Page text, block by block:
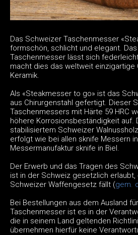
Das Schweizer Taschenmesser
formschön, schlicht und elegant.
Taschenmesser lässt sich
macht dies das weltweit einzigartige
Keramik.
Als «Steakmesser to go» ist das
aus Chirurgenstahl gefertigt. Dieser
Taschenmessers mit Härte 59 HRC
höhere Korrosionsbeständigkeit auf.
stabilisiertem Schweizer
erfolgt wie bei allen sknife Messern
Messermanufaktur sknife in Biel.
Der Erwerb und das Tragen des
ist in der Schweiz gesetzlich
Schweizer Waffengesetz fällt (gem.
Bei Bestellungen aus dem Ausland
Taschenmesser ist es in der
die in seinem Land geltenden
übernehmen hierfür keine